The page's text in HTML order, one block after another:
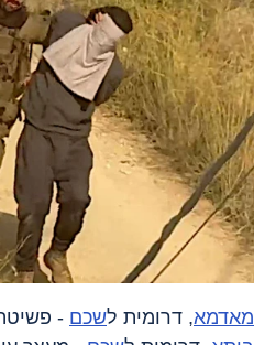
מאדמא, דרומית לשכם -